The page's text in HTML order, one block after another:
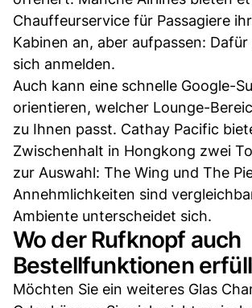
Chauffeurservice für Passagiere
Kabinen an, aber aufpassen: Dafür
sich anmelden.
Auch kann eine schnelle Google-
orientieren, welcher Lounge-
zu Ihnen passt. Cathay Pacific
Zwischenhalt in Hongkong zwei
zur Auswahl: The Wing und The
Annehmlichkeiten sind
Ambiente unterscheidet sich.
Wo der Rufknopf auch
Bestellfunktionen
Möchten Sie ein weiteres Glas